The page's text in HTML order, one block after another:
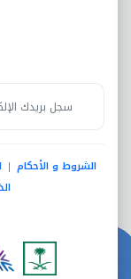
الشروط و الأحكام |